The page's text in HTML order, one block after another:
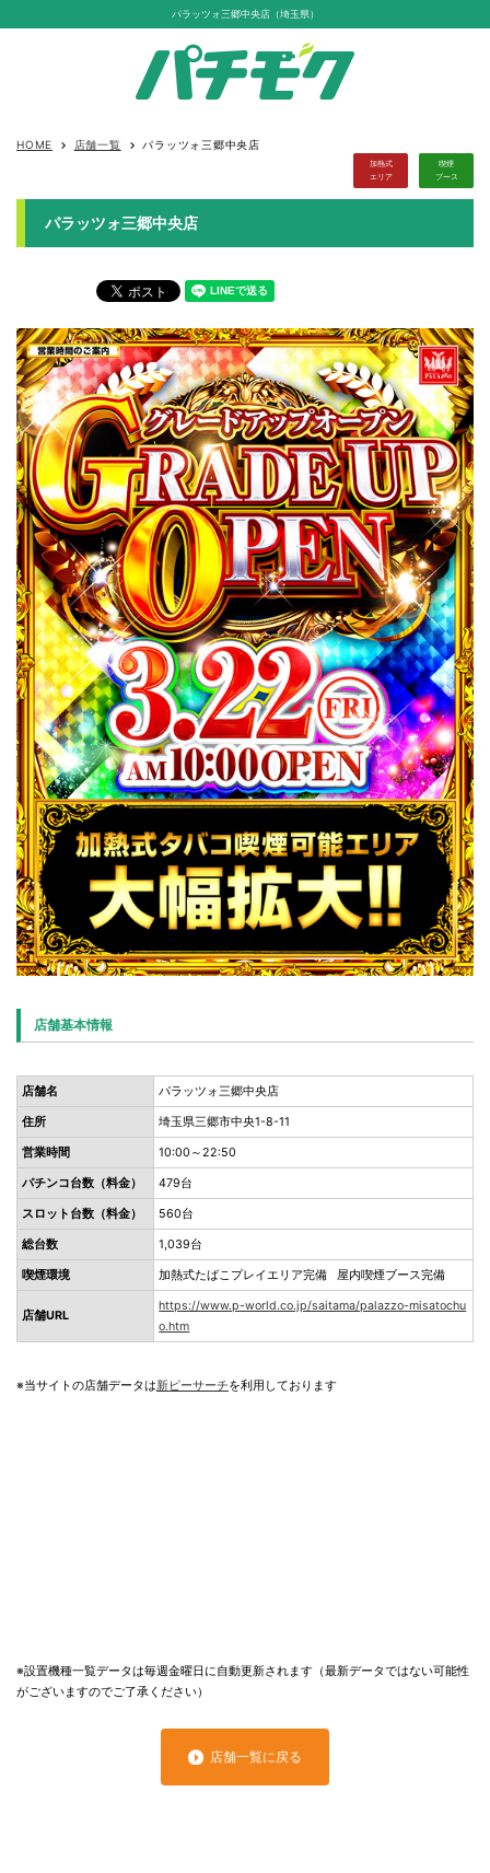
パラッツォ三郷中央店（埼玉県）
HOME keyboard_arrow_right 店舗一覧 keyboard_arrow_right パラッツォ三郷中央店
加熱式
エリア
喫煙
ブース
パラッツォ三郷中央店
店舗基本情報
店舗名 パラッツォ三郷中央店
住所 埼玉県三郷市中央1-8-11
営業時間 10:00～22:50
パチンコ台数（料金） 479台
スロット台数（料金） 560台
総台数 1,039台
喫煙環境 加熱式たばこプレイエリア完備 屋内喫煙ブース完備
店舗URL
https://www.p-world.co.jp/saitama/palazzo-misatochu
o.htm
※当サイトの店舗データは新ピーサーチを利用しております
※設置機種一覧データは毎週金曜日に自動更新されます（最新データではない可能性
がございますのでご了承ください）
店舗一覧に戻る